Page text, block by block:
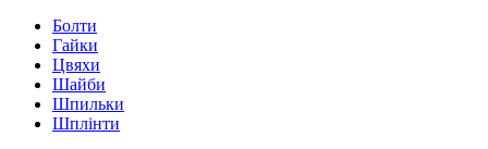
Болти
Гайки
Цвяхи
Шайби
Шпильки
Шплінти